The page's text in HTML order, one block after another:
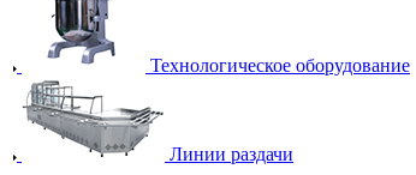
Технологическое оборудование
Линии раздачи